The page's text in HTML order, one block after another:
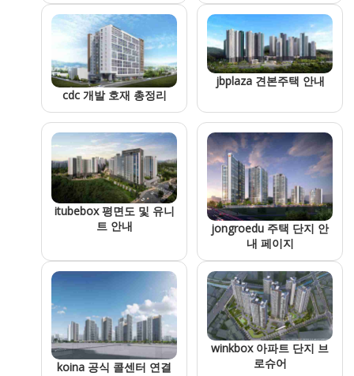
cdc 개발 호재 총정리
jbplaza 견본주택 안내
itubebox 평면도 및 유니
트 안내
jongroedu 주택 단지 안
내 페이지
koina 공식 콜센터 연결
winkbox 아파트 단지 브
로슈어